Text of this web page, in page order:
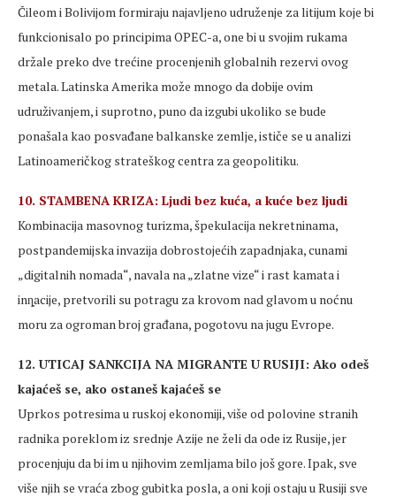
Čileom i Bolivijom formiraju najavljeno udruženje za litijum koje bi
funkcionisalo po principima OPEC-a, one bi u svojim rukama
držale preko dve trećine procenjenih globalnih rezervi ovog
metala. Latinska Amerika može mnogo da dobije ovim
udruživanjem, i suprotno, puno da izgubi ukoliko se bude
ponašala kao posvađane balkanske zemlje, ističe se u analizi
Latinoameričkog strateškog centra za geopolitiku.
10. STAMBENA KRIZA: Ljudi bez kuća, a kuće bez ljudi
Kombinacija masovnog turizma, špekulacija nekretninama,
postpandemijska invazija dobrostojećih zapadnjaka, cunami
„digitalnih nomada“, navala na „zlatne vize“ i rast kamata i
inȵacije, pretvorili su potragu za krovom nad glavom u noćnu
moru za ogroman broj građana, pogotovu na jugu Evrope.
12. UTICAJ SANKCIJA NA MIGRANTE U RUSIJI: Ako odeš
kajaćeš se, ako ostaneš kajaćeš se
Uprkos potresima u ruskoj ekonomiji, više od polovine stranih
radnika poreklom iz srednje Azije ne želi da ode iz Rusije, jer
procenjuju da bi im u njihovim zemljama bilo još gore. Ipak, sve
više njih se vraća zbog gubitka posla, a oni koji ostaju u Rusiji sve